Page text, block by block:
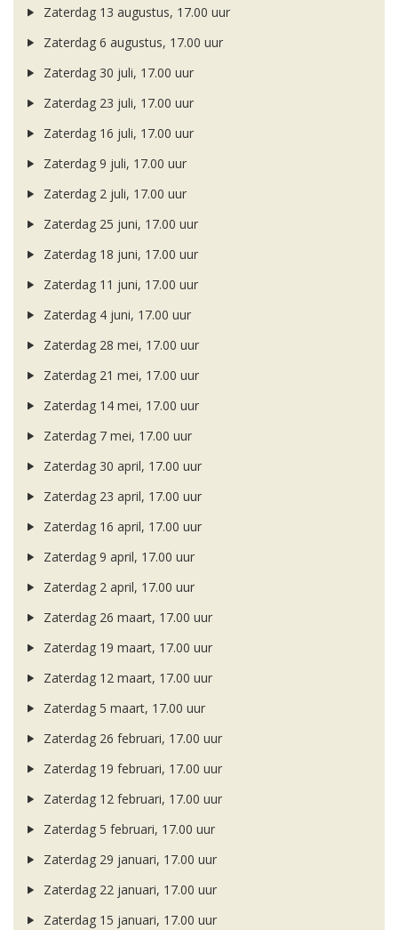
Zaterdag 13 augustus, 17.00 uur
Zaterdag 6 augustus, 17.00 uur
Zaterdag 30 juli, 17.00 uur
Zaterdag 23 juli, 17.00 uur
Zaterdag 16 juli, 17.00 uur
Zaterdag 9 juli, 17.00 uur
Zaterdag 2 juli, 17.00 uur
Zaterdag 25 juni, 17.00 uur
Zaterdag 18 juni, 17.00 uur
Zaterdag 11 juni, 17.00 uur
Zaterdag 4 juni, 17.00 uur
Zaterdag 28 mei, 17.00 uur
Zaterdag 21 mei, 17.00 uur
Zaterdag 14 mei, 17.00 uur
Zaterdag 7 mei, 17.00 uur
Zaterdag 30 april, 17.00 uur
Zaterdag 23 april, 17.00 uur
Zaterdag 16 april, 17.00 uur
Zaterdag 9 april, 17.00 uur
Zaterdag 2 april, 17.00 uur
Zaterdag 26 maart, 17.00 uur
Zaterdag 19 maart, 17.00 uur
Zaterdag 12 maart, 17.00 uur
Zaterdag 5 maart, 17.00 uur
Zaterdag 26 februari, 17.00 uur
Zaterdag 19 februari, 17.00 uur
Zaterdag 12 februari, 17.00 uur
Zaterdag 5 februari, 17.00 uur
Zaterdag 29 januari, 17.00 uur
Zaterdag 22 januari, 17.00 uur
Zaterdag 15 januari, 17.00 uur